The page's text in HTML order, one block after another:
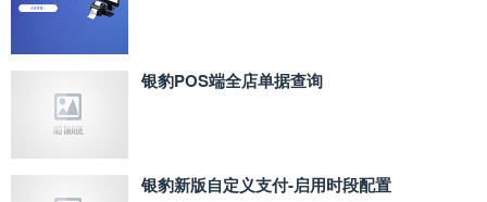
银豹POS端全店单据查询
银豹新版自定义支付‑启用时段配置